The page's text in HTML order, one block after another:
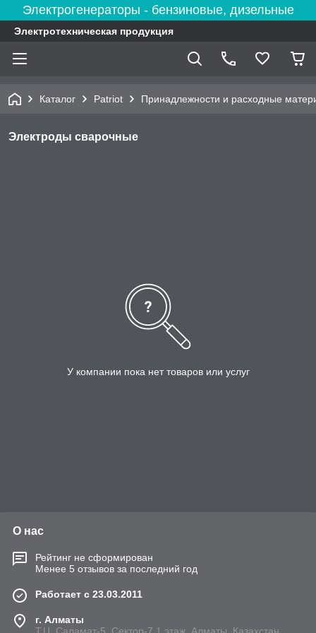
Электрогенераторы - бензиновые, дизельные
Электротехническая продукция
Каталог Patriot Принадлежности и расходные
Электроды сварочные
У компании пока нет товаров или услуг
О нас
Рейтинг не сформирован
Менее 5 отзывов за последний год
Работает с 23.03.2011
г. Алматы